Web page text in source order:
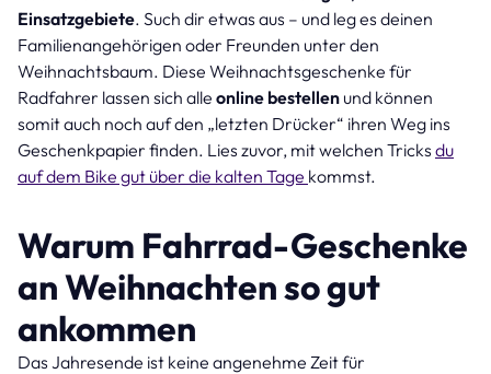
Einsatzgebiete. Such dir etwas aus – und leg es deinen
Familienangehörigen oder Freunden unter den
Weihnachtsbaum. Diese Weihnachtsgeschenke für
Radfahrer lassen sich alle online bestellen und können
somit auch noch auf den „letzten Drücker“ ihren Weg ins
Geschenkpapier finden. Lies zuvor, mit welchen Tricks du
auf dem Bike gut über die kalten Tage kommst.
Warum Fahrrad-Geschenke
an Weihnachten so gut
ankommen
Das Jahresende ist keine angenehme Zeit für